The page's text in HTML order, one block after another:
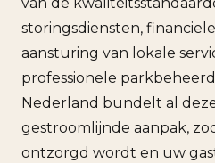
van de
storingsdiensten,
aansturing van lokale
professionele
Nederland bundelt al
gestroomlijnde aanpak,
ontzorgd wordt en uw